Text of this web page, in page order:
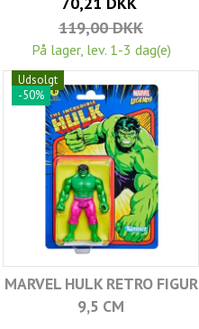
119,00 DKK
På lager, lev. 1-3 dag(e)
Udsolgt
-50%
MARVEL HULK RETRO FIGUR
9,5 CM